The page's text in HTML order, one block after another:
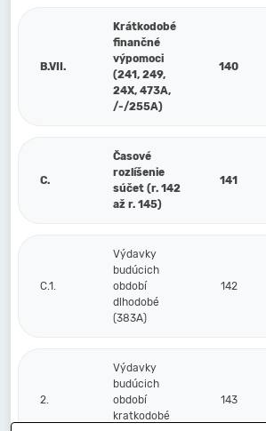
B.VII.
Krátkodobé
finančné
výpomoci
(241, 249,
24X, 473A,
/-/255A)
140
C.
Časové
rozlíšenie
súčet (r. 142
až r. 145)
141
C.1.
Výdavky
budúcich
období
dlhodobé
(383A)
142
2.
Výdavky
budúcich
období
kratkodobé
143